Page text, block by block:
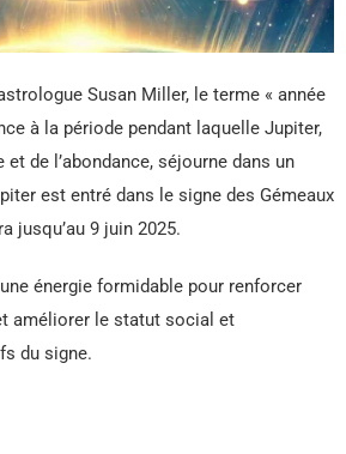
Susan Miller, le terme « année
à la période pendant laquelle Jupiter,
et de l’abondance, séjourne dans un
est entré dans le signe des Gémeaux
jusqu’au 9 juin 2025.
énergie formidable pour renforcer
améliorer le statut social et
du signe.